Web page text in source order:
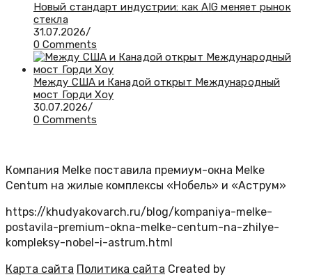
Новый стандарт индустрии: как AIG меняет рынок
стекла
31.07.2026/
0 Comments
Между США и Канадой открыт Международный
мост Горди Хоу
30.07.2026/
0 Comments
Компания Melke поставила премиум-окна Melke
Centum на жилые комплексы «Нобель» и «Аструм»
https://khudyakovarch.ru/blog/kompaniya-melke-
postavila-premium-okna-melke-centum-na-zhilye-
kompleksy-nobel-i-astrum.html
Карта сайта Политика сайта Created by